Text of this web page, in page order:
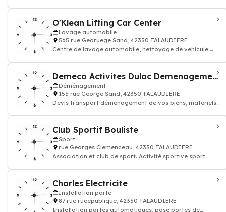
O'Klean Lifting Car Center
Lavage automobile
565 rue Georuege Sand, 42350 TALAUDIERE
Centre de lavage automobile, nettoyage de vehicule:
Demeco Activites Dulac Demenagements Agent
Déménagement
155 rue George Sand, 42350 TALAUDIERE
Devis transport déménagement de vos biens, matériels:
Club Sportif Bouliste
Sport
rue Georges Clemenceau, 42350 TALAUDIERE
Association et club de sport. Activité sportive sport
Charles Electricite
Installation porte
87 rue rueepublique, 42350 TALAUDIERE
Installation portes automatiques, pose portes de